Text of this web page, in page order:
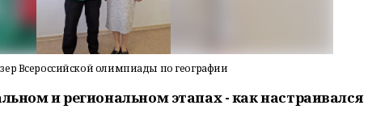
Всероссийской олимпиады по географии
и региональном этапах - как настраивался